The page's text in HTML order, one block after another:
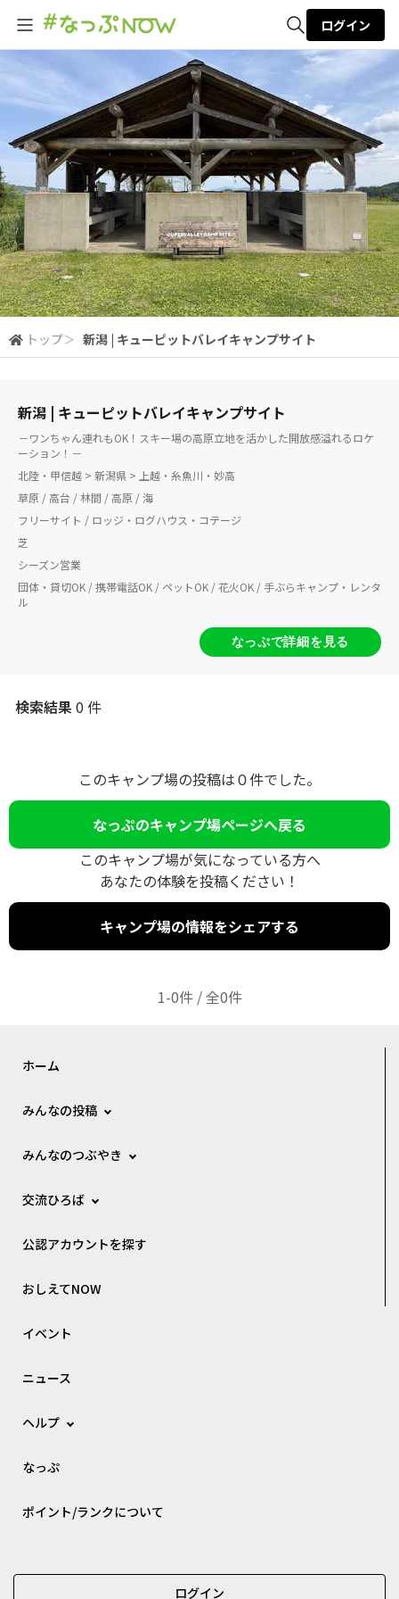
全体検索
検索
ログイン
トップ＞ 新潟 | キューピットバレイキャンプサイト
新潟 | キューピットバレイキャンプサイト
－ワンちゃん連れもOK！スキー場の高原立地を活かした開放感溢れるロケ
ーション！－
北陸・甲信越 > 新潟県 > 上越・糸魚川・妙高
草原 / 高台 / 林間 / 高原 / 海
フリーサイト / ロッジ・ログハウス・コテージ
芝
シーズン営業
団体・貸切OK / 携帯電話OK / ペットOK / 花火OK / 手ぶらキャンプ・レンタ
ル
なっぷで詳細を見る
検索結果0 件
このキャンプ場の投稿は０件でした。
なっぷのキャンプ場ページへ戻る
このキャンプ場が気になっている方へ
あなたの体験を投稿ください！
キャンプ場の情報をシェアする
1-0件 / 全0件
ホーム
みんなの投稿
みんなのつぶやき
交流ひろば
公認アカウントを探す
おしえてNOW
イベント
ニュース
ヘルプ
なっぷ
ポイント/ランクについて
ログイン